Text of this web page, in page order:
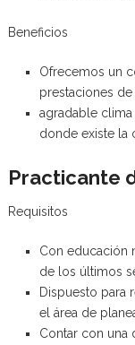
Beneficios
Ofrecemos un
prestaciones
agradable
donde existe la
Practicante
Requisitos
Con educación
de los últimos
Dispuesto para
el área de
Contar con una